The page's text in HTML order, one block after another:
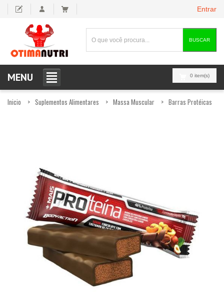
Entrar
BUSCAR
0 item(s)
MENU
Inicio Suplementos Alimentares Massa Muscular Barras Protéicas